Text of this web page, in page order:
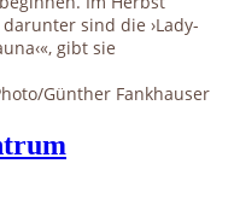
sind die ›Lady-
gibt sie
Günther Fankhauser